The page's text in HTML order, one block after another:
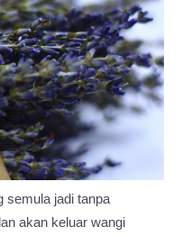
semula jadi tanpa
akan keluar wangi